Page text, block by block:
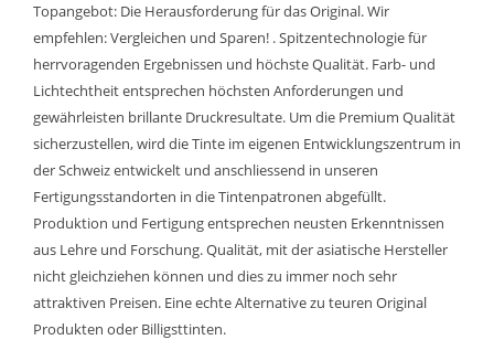
Topangebot: Die Herausforderung für das Original. Wir
empfehlen: Vergleichen und Sparen! . Spitzentechnologie für
herrvoragenden Ergebnissen und höchste Qualität. Farb- und
Lichtechtheit entsprechen höchsten Anforderungen und
gewährleisten brillante Druckresultate. Um die Premium Qualität
sicherzustellen, wird die Tinte im eigenen Entwicklungszentrum in
der Schweiz entwickelt und anschliessend in unseren
Fertigungsstandorten in die Tintenpatronen abgefüllt.
Produktion und Fertigung entsprechen neusten Erkenntnissen
aus Lehre und Forschung. Qualität, mit der asiatische Hersteller
nicht gleichziehen können und dies zu immer noch sehr
attraktiven Preisen. Eine echte Alternative zu teuren Original
Produkten oder Billigsttinten.